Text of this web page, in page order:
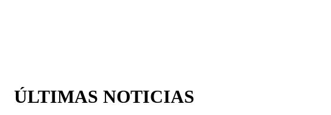
ÚLTIMAS NOTICIAS